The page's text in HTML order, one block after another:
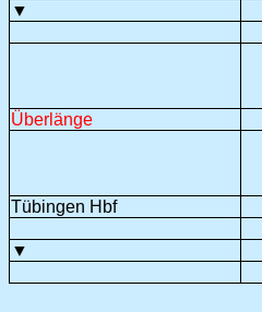
▼
Überlänge
Tübingen Hbf
▼